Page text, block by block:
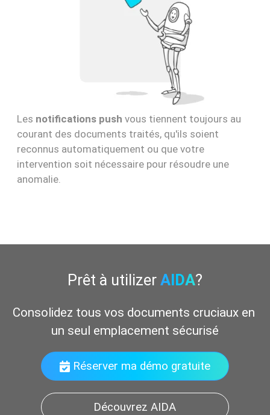
Les notifications push vous tiennent toujours au
courant des documents traités, qu'ils soient
reconnus automatiquement ou que votre
intervention soit nécessaire pour résoudre une
anomalie.
Prêt à utilizer AIDA?
Consolidez tous vos documents cruciaux en
un seul emplacement sécurisé
Réserver ma démo gratuite
Découvrez AIDA